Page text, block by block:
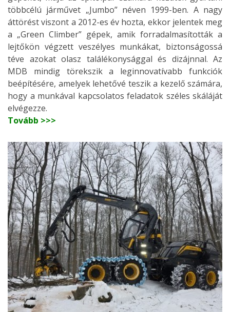
többcélú járművet „Jumbo” néven 1999-ben. A nagy
áttörést viszont a 2012-es év hozta, ekkor jelentek meg
a „Green Climber” gépek, amik forradalmasították a
lejtőkön végzett veszélyes munkákat, biztonságossá
téve azokat olasz találékonysággal és dizájnnal. Az
MDB mindig törekszik a leginnovatívabb funkciók
beépítésére, amelyek lehetővé teszik a kezelő számára,
hogy a munkával kapcsolatos feladatok széles skáláját
elvégezze.
Tovább >>>